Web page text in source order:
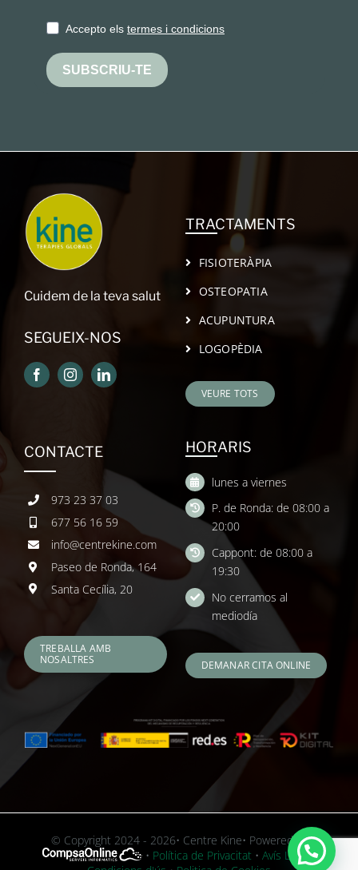
Accepto els termes i condicions
SUBSCRIU-TE
Cuidem de la teva salut
SEGUEIX-NOS
TRACTAMENTS
FISIOTERÀPIA
OSTEOPATIA
ACUPUNTURA
LOGOPÈDIA
VEURE TOTS
CONTACTE
973 23 37 03
677 56 16 59
info@centrekine.com
Paseo de Ronda, 164
Santa Cecília, 20
TREBALLA AMB
NOSALTRES
HORARIS
lunes a viernes
P. de Ronda: de 08:00 a
20:00
Cappont: de 08:00 a
19:30
No cerramos al
mediodía
DEMANAR CITA ONLINE
© Copyright 2024 - 2026• Centre Kine• Powered by
• Política de Privacitat • Avís Legal i